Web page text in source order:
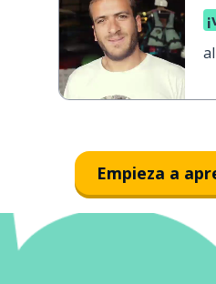
Empieza a